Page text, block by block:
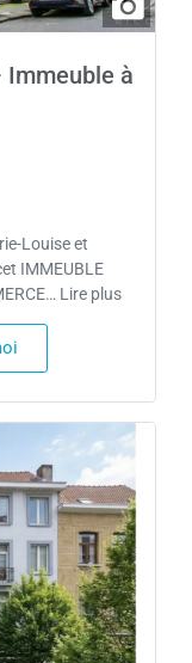
à
Louise et
IMMEUBLE
Lire plus